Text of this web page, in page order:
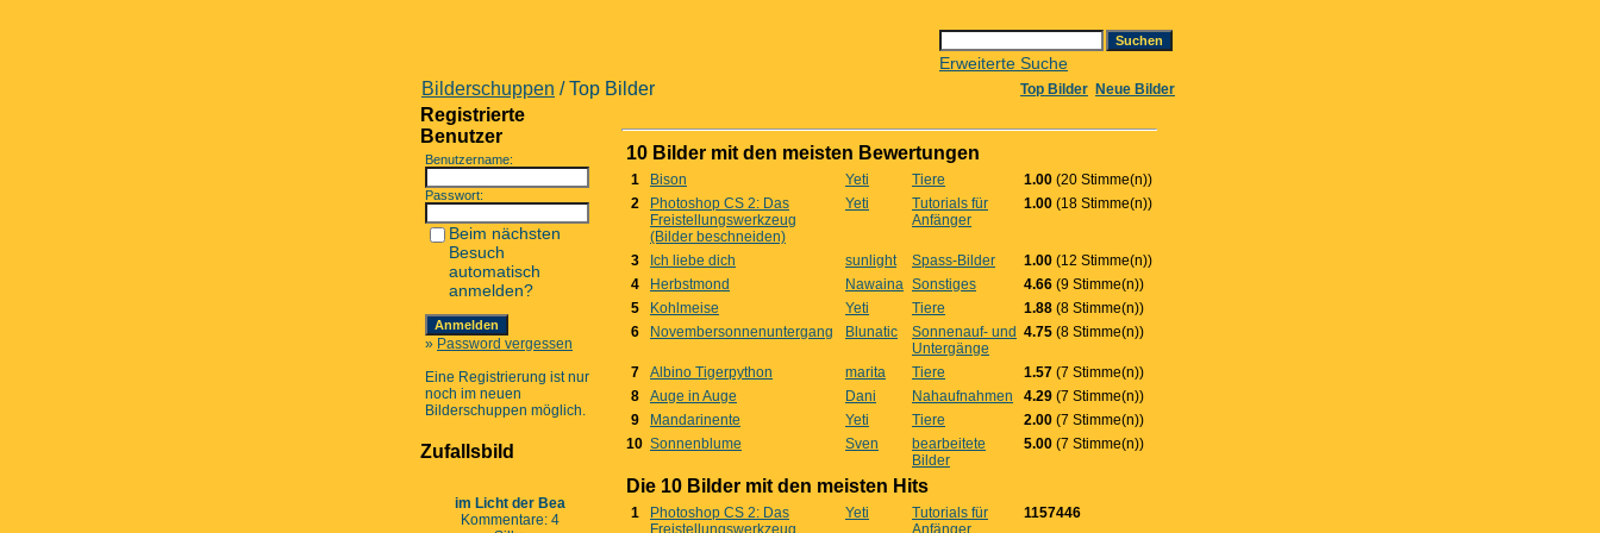
Erweiterte Suche
Bilderschuppen / Top Bilder Top Bilder Neue Bilder
Registrierte
Benutzer
Benutzername:
Passwort:
Beim nächsten
Besuch
automatisch
anmelden?
» Password vergessen
Eine Registrierung ist nur
noch im neuen
Bilderschuppen möglich.
Zufallsbild
im Licht der Bea
Kommentare: 4
10 Bilder mit den meisten Bewertungen
1 Bison Yeti Tiere 1.00 (20 Stimme(n))
2
Photoshop CS 2: Das
Freistellungswerkzeug
(Bilder beschneiden)
Yeti
Tutorials für
Anfänger
1.00 (18 Stimme(n))
3 Ich liebe dich sunlight Spass-Bilder 1.00 (12 Stimme(n))
4
Herbstmond Nawaina Sonstiges 4.66 (9 Stimme(n))
5
Kohlmeise Yeti Tiere 1.88 (8 Stimme(n))
6
Novembersonnenuntergang Blunatic
Sonnenauf- und
Untergänge
4.75 (8 Stimme(n))
7 Albino Tigerpython marita Tiere 1.57 (7 Stimme(n))
8
Auge in Auge Dani Nahaufnahmen 4.29 (7 Stimme(n))
9
Mandarinente Yeti Tiere 2.00 (7 Stimme(n))
10 Sonnenblume Sven
bearbeitete
Bilder
5.00 (7 Stimme(n))
Die 10 Bilder mit den meisten Hits
1
Photoshop CS 2: Das
Freistellungswerkzeug
Yeti
Tutorials für
Anfänger
1157446